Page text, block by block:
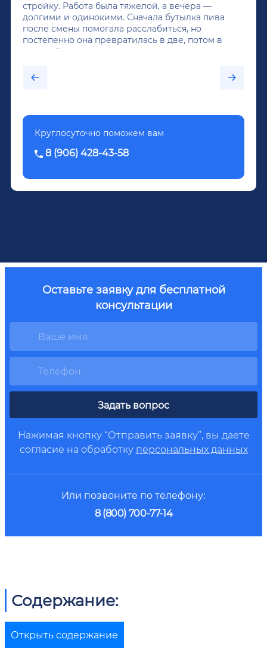
стройку. Работа была тяжелой, а вечера —
долгими и одинокими. Сначала бутылка пива
после смены помогала расслабиться, но
постепенно она превратилась в две, потом в
крепкий алкоголь, и вот он уже пил почти
было назначено кодирование по методу
Довженко.
Круглосуточно поможем вам
8 (906) 428-43-58
Оставьте заявку для бесплатной
консультации
Задать вопрос
Нажимая кнопку “Отправить заявку”, вы даете
согласие на обработку персональных данных
Или позвоните по телефону:
8 (800) 700-77-14
Содержание:
Открыть содержание